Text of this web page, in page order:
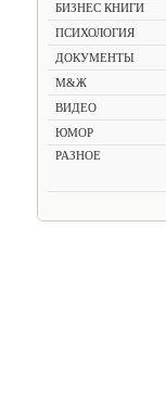
БИЗНЕС КНИГИ
ПСИХОЛОГИЯ
ДОКУМЕНТЫ
М&Ж
ВИДЕО
ЮМОР
РАЗНОЕ